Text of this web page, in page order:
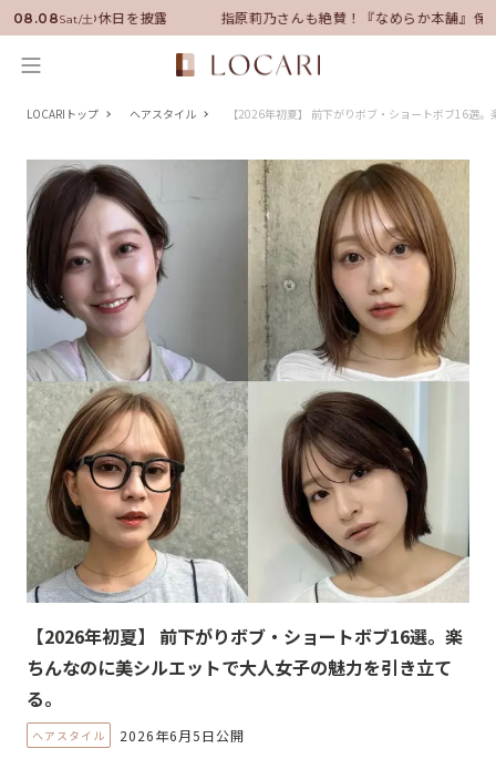
08.08Sat/土
！いい男の休日を披露 指原莉乃さんも絶賛！『なめらか本舗』保湿
LOCARIトップ ヘアスタイル 【2026年初夏】 前下がりボブ・ショートボブ16選
【2026年初夏】 前下がりボブ・ショートボブ16選。楽
ちんなのに美シルエットで大人女子の魅力を引き立て
る。
ヘアスタイル 2026年6月5日公開